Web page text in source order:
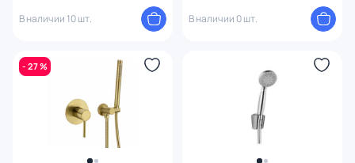
В наличии 10 шт. В наличии 0 шт.
- 27 %